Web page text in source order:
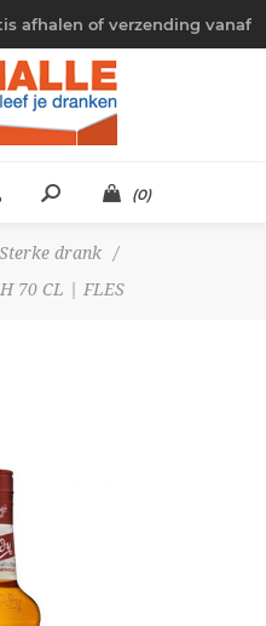
afhalen of verzending vanaf
€ 4,95
(0)
Sterke drank
/
70 CL | FLES